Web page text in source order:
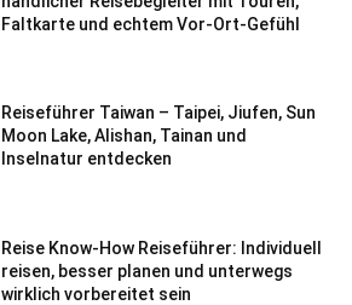
Faltkarte und echtem Vor-Ort-Gefühl
Reiseführer Taiwan – Taipei, Jiufen, Sun
Moon Lake, Alishan, Tainan und
Inselnatur entdecken
Reise Know-How Reiseführer: Individuell
reisen, besser planen und unterwegs
wirklich vorbereitet sein